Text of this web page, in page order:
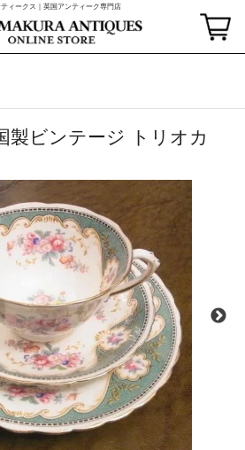
ィークス｜英国アンティーク専門店
製ビンテージ トリオカ